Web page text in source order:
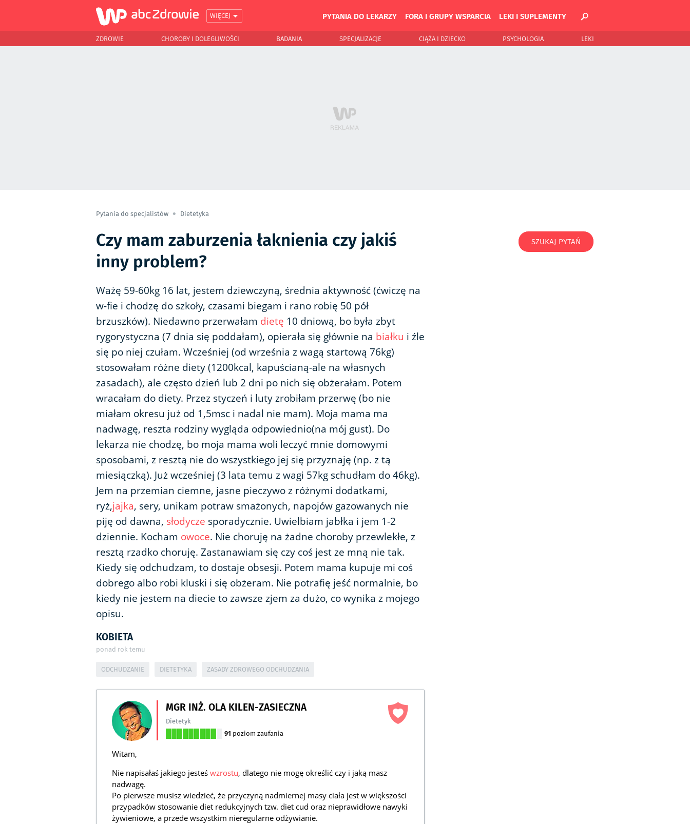
WIĘCEJ PYTANIA DO LEKARZY FORA I GRUPY WSPARCIA LEKI I SUPLEMENTY
ZDROWIE CHOROBY I DOLEGLIWOŚCI BADANIA SPECJALIZACJE CIĄŻA I DZIECKO PSYCHOLOGIA LEKI
Pytania do specjalistów Dietetyka
Czy mam zaburzenia łaknienia czy jakiś
inny problem?
Ważę 59-60kg 16 lat, jestem dziewczyną, średnia aktywność (ćwiczę na
w-fie i chodzę do szkoły, czasami biegam i rano robię 50 pół
brzuszków). Niedawno przerwałam dietę 10 dniową, bo była zbyt
rygorystyczna (7 dnia się poddałam), opierała się głównie na białku i źle
się po niej czułam. Wcześniej (od września z wagą startową 76kg)
stosowałam różne diety (1200kcal, kapuścianą-ale na własnych
zasadach), ale często dzień lub 2 dni po nich się obżerałam. Potem
wracałam do diety. Przez styczeń i luty zrobiłam przerwę (bo nie
miałam okresu już od 1,5msc i nadal nie mam). Moja mama ma
nadwagę, reszta rodziny wygląda odpowiednio(na mój gust). Do
lekarza nie chodzę, bo moja mama woli leczyć mnie domowymi
sposobami, z resztą nie do wszystkiego jej się przyznaję (np. z tą
miesiączką). Już wcześniej (3 lata temu z wagi 57kg schudłam do 46kg).
Jem na przemian ciemne, jasne pieczywo z różnymi dodatkami,
ryż,jajka, sery, unikam potraw smażonych, napojów gazowanych nie
piję od dawna, słodycze sporadycznie. Uwielbiam jabłka i jem 1-2
dziennie. Kocham owoce. Nie choruję na żadne choroby przewlekłe, z
resztą rzadko choruję. Zastanawiam się czy coś jest ze mną nie tak.
Kiedy się odchudzam, to dostaje obsesji. Potem mama kupuje mi coś
dobrego albo robi kluski i się obżeram. Nie potrafię jeść normalnie, bo
kiedy nie jestem na diecie to zawsze zjem za dużo, co wynika z mojego
opisu.
KOBIETA
ponad rok temu
ODCHUDZANIE DIETETYKA ZASADY ZDROWEGO ODCHUDZANIA
MGR INŻ. OLA KILEN-ZASIECZNA
Dietetyk
91 poziom zaufania
Witam,
Nie napisałaś jakiego jesteś wzrostu, dlatego nie mogę określić czy i jaką masz
nadwagę.
Po pierwsze musisz wiedzieć, że przyczyną nadmiernej masy ciała jest w większości
przypadków stosowanie diet redukcyjnych tzw. diet cud oraz nieprawidłowe nawyki
żywieniowe, a przede wszystkim nieregularne odżywianie.
SZUKAJ PYTAŃ